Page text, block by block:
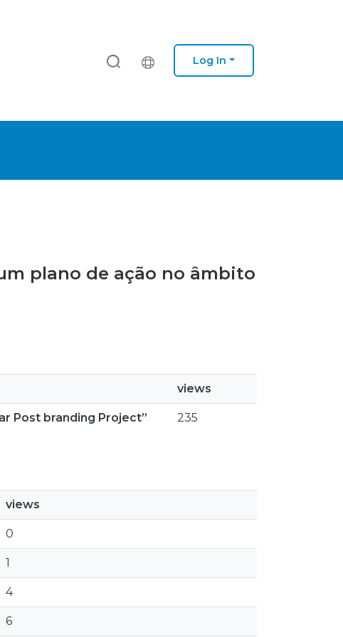
Log In
plano de ação no âmbito
views
Post branding Project” 235
views
0
1
4
6